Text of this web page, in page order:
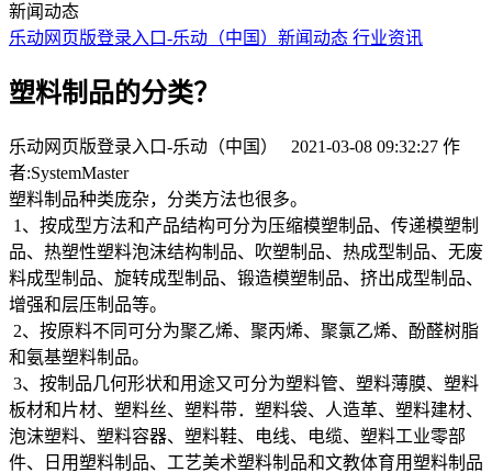
新闻动态
乐动网页版登录入口-乐动（中国） 新闻动态 行业资讯
塑料制品的分类？
乐动网页版登录入口-乐动（中国） 2021-03-08 09:32:27 作
者:SystemMaster
塑料制品种类庞杂，分类方法也很多。
1、按成型方法和产品结构可分为压缩模塑制品、传递模塑制
品、热塑性塑料泡沫结构制品、吹塑制品、热成型制品、无废
料成型制品、旋转成型制品、锻造模塑制品、挤出成型制品、
增强和层压制品等。
2、按原料不同可分为聚乙烯、聚丙烯、聚氯乙烯、酚醛树脂
和氨基塑料制品。
3、按制品几何形状和用途又可分为塑料管、塑料薄膜、塑料
板材和片材、塑料丝、塑料带．塑料袋、人造革、塑料建材、
泡沫塑料、塑料容器、塑料鞋、电线、电缆、塑料工业零部
件、日用塑料制品、工艺美术塑料制品和文教体育用塑料制品